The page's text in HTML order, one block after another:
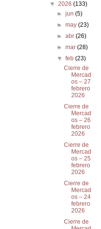
▼2026(133)
► jun (5)
► may (23)
► abr (26)
► mar (28)
▼ feb (23)
Cierre de
Mercad
os – 27
febrero
2026
Cierre de
Mercad
os – 26
febrero
2026
Cierre de
Mercad
os – 25
febrero
2026
Cierre de
Mercad
os – 24
febrero
2026
Cierre de